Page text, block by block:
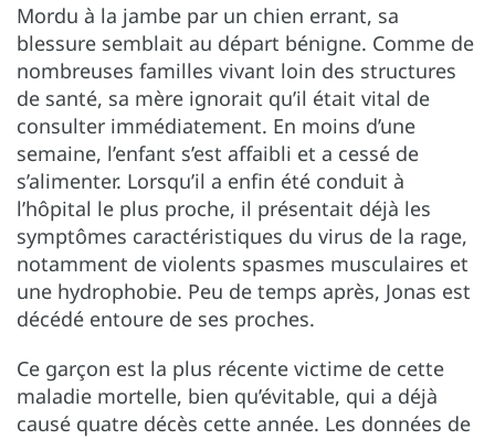
Mordu à la jambe par un chien errant, sa
blessure semblait au départ bénigne. Comme de
nombreuses familles vivant loin des structures
de santé, sa mère ignorait qu’il était vital de
consulter immédiatement. En moins d’une
semaine, l’enfant s’est affaibli et a cessé de
s’alimenter. Lorsqu’il a enfin été conduit à
l’hôpital le plus proche, il présentait déjà les
symptômes caractéristiques du virus de la rage,
notamment de violents spasmes musculaires et
une hydrophobie. Peu de temps après, Jonas est
décédé entoure de ses proches.
Ce garçon est la plus récente victime de cette
maladie mortelle, bien qu’évitable, qui a déjà
causé quatre décès cette année. Les données de